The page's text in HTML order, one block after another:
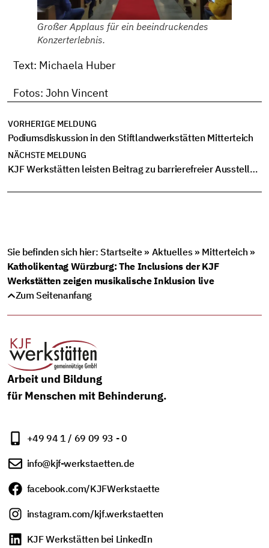
Großer Applaus für ein beeindruckendes
Konzerterlebnis.
Text: Michaela Huber
Fotos: John Vincent
VORHERIGE MELDUNG
Podiumsdiskussion in den Stiftlandwerkstätten Mitterteich
NÄCHSTE MELDUNG
KJF Werkstätten leisten Beitrag zu barrierefreier Ausstellung im Haus der Bayerischen Geschichte
Sie befinden sich hier: Startseite» Aktuelles» Mitterteich»
Katholikentag Würzburg: The Inclusions der KJF
Werkstätten zeigen musikalische Inklusion live
Zum Seitenanfang
Arbeit und Bildung
für Menschen mit Behinderung.
+49 94 1 / 69 09 93 - 0
info@kjf-werkstaetten.de
facebook.com/KJFWerkstaette
instagram.com/kjf.werkstaetten
KJF Werkstätten bei LinkedIn